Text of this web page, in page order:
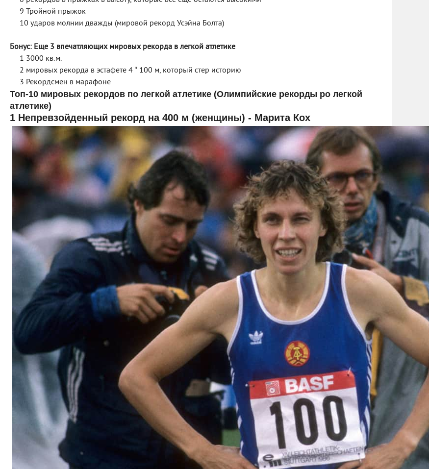
9 Тройной прыжок
10 ударов молнии дважды (мировой рекорд Усэйна Болта)
Бонус: Еще 3 впечатляющих мировых рекорда в легкой атлетике
1 3000 кв.м.
2 мировых рекорда в эстафете 4 * 100 м, который стер историю
3 Рекордсмен в марафоне
Топ-10 мировых рекордов по легкой атлетике (Олимпийские рекорды po легкой
атлетике)
1 Непревзойденный рекорд на 400 м (женщины) - Марита Кох